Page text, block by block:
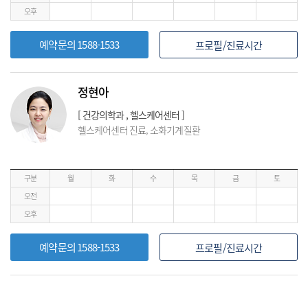
오후
예약문의 1588-1533 프로필/진료시간
정현아
[ 건강의학과 , 헬스케어센터 ]
헬스케어센터 진료, 소화기계질환
구분 월 화 수 목 금
토
오전
오후
예약문의 1588-1533 프로필/진료시간